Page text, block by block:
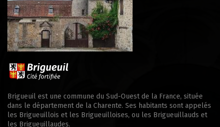
Brigueuil est une commune du Sud-Ouest de la France, située
dans le département de la Charente. Ses habitants sont appelés
les Brigueuillois et les Brigueuilloises, ou les Brigueuillauds et
les Brigueuillaudes.